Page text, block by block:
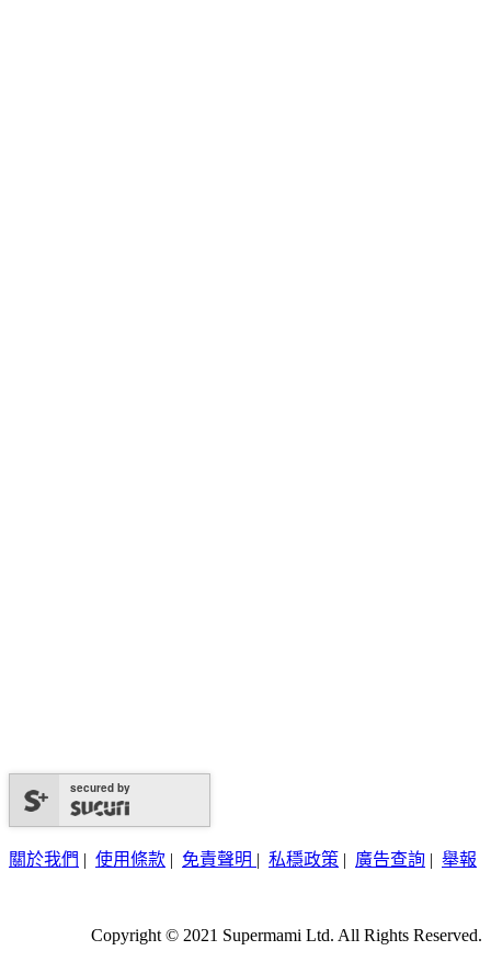
secured by
關於我們 | 使用條款 | 免責聲明 | 私穩政策 | 廣告查詢 | 舉報
Copyright © 2021 Supermami Ltd. All Rights Reserved.